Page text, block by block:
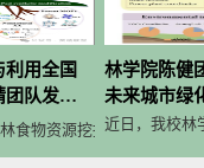
用全国
团队发表
前沿综述
食物资源挖掘与利用全国
林学院陈健
未来城市绿
论”及其生